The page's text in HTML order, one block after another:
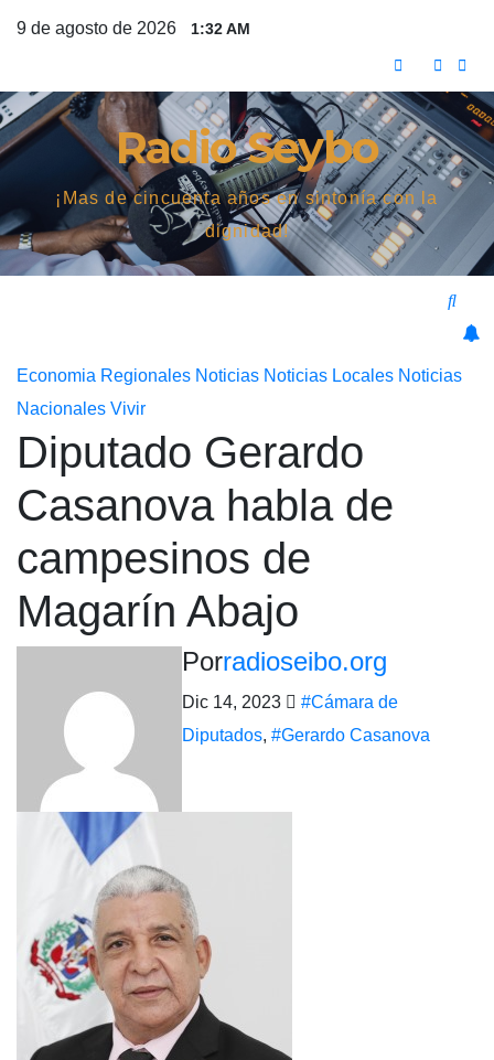
9 de agosto de 2026 1:32 AM
Radio Seybo
¡Mas de cincuenta años en sintonía con la
dignidad!
Economia Regionales Noticias Noticias Locales Noticias
Nacionales Vivir
Diputado Gerardo
Casanova habla de
campesinos de
Magarín Abajo
Porradioseibo.org
Dic 14, 2023
#Cámara de
Diputados, #Gerardo Casanova